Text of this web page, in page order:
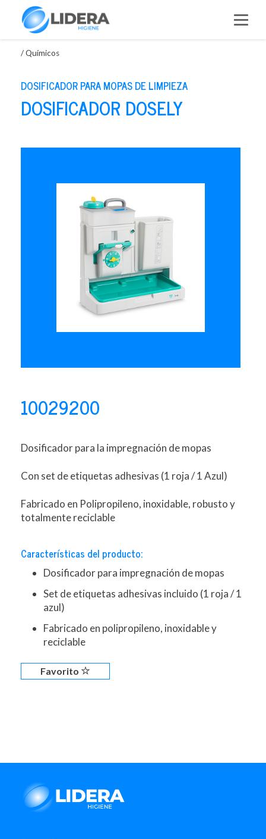
/Químicos
DOSIFICADOR PARA MOPAS DE LIMPIEZA
DOSIFICADOR DOSELY
10029200
Dosificador para la impregnación de mopas
Con set de etiquetas adhesivas (1 roja / 1 Azul)
Fabricado en Polipropileno, inoxidable, robusto y
totalmente reciclable
Características del producto:
Dosificador para impregnación de mopas
Set de etiquetas adhesivas incluido (1 roja / 1
azul)
Fabricado en polipropileno, inoxidable y
reciclable
Favorito